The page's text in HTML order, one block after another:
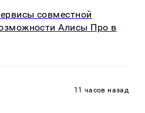
совместной
Алисы Про в
11 часов назад